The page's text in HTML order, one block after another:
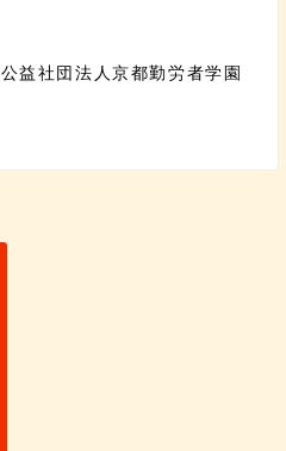
公益社団法人京都勤労者学園